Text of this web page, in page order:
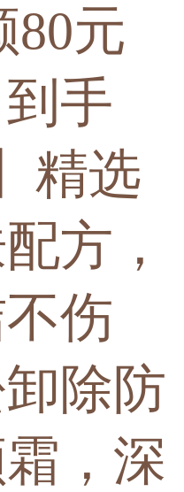
80元
手
精选
方，
伤
除防
，深